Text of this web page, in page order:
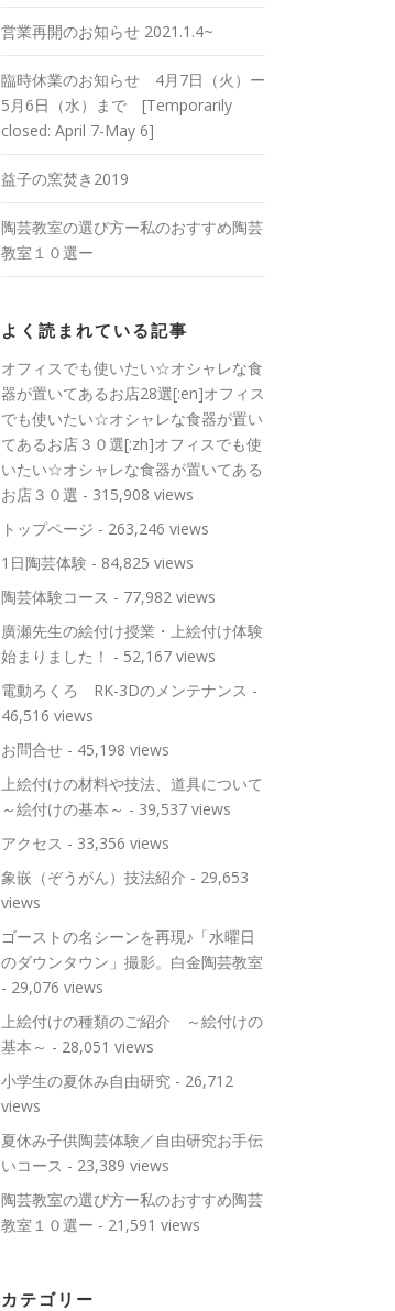
営業再開のお知らせ 2021.1.4~
臨時休業のお知らせ 4月7日（火）ー
5月6日（水）まで [Temporarily
closed: April 7-May 6]
益子の窯焚き2019
陶芸教室の選び方ー私のおすすめ陶芸
教室１０選ー
よく読まれている記事
オフィスでも使いたい☆オシャレな食
器が置いてあるお店28選[:en]オフィス
でも使いたい☆オシャレな食器が置い
てあるお店３０選[:zh]オフィスでも使
いたい☆オシャレな食器が置いてある
お店３０選 - 315,908 views
トップページ - 263,246 views
1日陶芸体験 - 84,825 views
陶芸体験コース - 77,982 views
廣瀬先生の絵付け授業・上絵付け体験
始まりました！ - 52,167 views
電動ろくろ RK-3Dのメンテナンス -
46,516 views
お問合せ - 45,198 views
上絵付けの材料や技法、道具について
～絵付けの基本～ - 39,537 views
アクセス - 33,356 views
象嵌（ぞうがん）技法紹介 - 29,653
views
ゴーストの名シーンを再現♪「水曜日
のダウンタウン」撮影。白金陶芸教室
- 29,076 views
上絵付けの種類のご紹介 ～絵付けの
基本～ - 28,051 views
小学生の夏休み自由研究 - 26,712
views
夏休み子供陶芸体験／自由研究お手伝
いコース - 23,389 views
陶芸教室の選び方ー私のおすすめ陶芸
教室１０選ー - 21,591 views
カテゴリー